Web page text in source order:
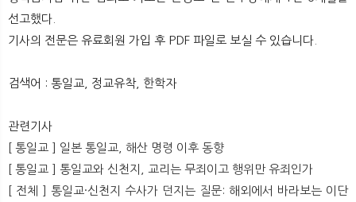
뉴
선고했다.
기사의 전문은 유료회원 가입 후 PDF 파일로 보실 수 있습니다.
검색어 : 통일교, 정교유착, 한학자
관련기사
[ 통일교 ] 일본 통일교, 해산 명령 이후 동향
[ 통일교 ] 통일교와 신천지, 교리는 무죄이고 행위만 유죄인가
[ 전체 ] 통일교·신천지 수사가 던지는 질문: 해외에서 바라보는 이단